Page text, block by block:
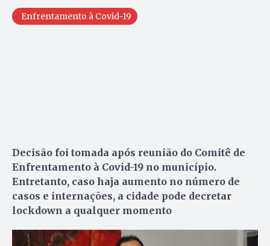
Enfrentamento à Covid-19
Decisão foi tomada após reunião do Comitê de
Enfrentamento à Covid-19 no município.
Entretanto, caso haja aumento no número de
casos e internações, a cidade pode decretar
lockdown a qualquer momento